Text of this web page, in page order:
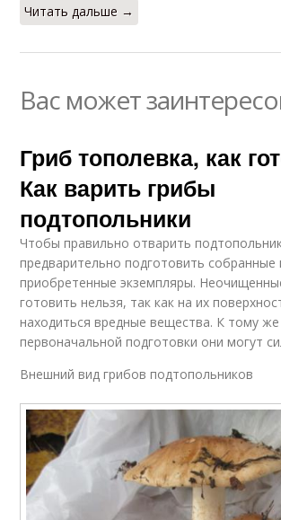
Читать дальше →
Вас может
Гриб тополевка, как
Как варить грибы
подтопольники
Чтобы правильно отварить
предварительно подготовить собранные
приобретенные экземпляры.
готовить нельзя, так как на их
находиться вредные вещества. К тому же
первоначальной подготовки они могут
Внешний вид грибов подтопольников